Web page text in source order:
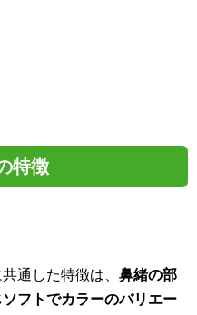
特徴
通した特徴は、 鼻緒の部
フトでカラーのバリエー